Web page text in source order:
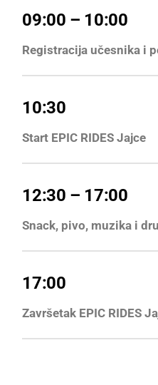
09:00 – 10:00
Registracija učesnika i
10:30
Start EPIC RIDES Jajce
12:30 – 17:00
Snack, pivo, muzika i
17:00
Završetak EPIC RIDES